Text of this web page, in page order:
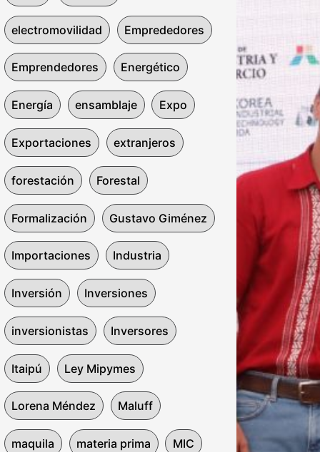
electromovilidad Emprededores
Emprendedores Energético
Energía ensamblaje Expo
Exportaciones extranjeros
forestación Forestal
Formalización Gustavo Giménez
Importaciones Industria
Inversión Inversiones
inversionistas Inversores
Itaipú Ley Mipymes
Lorena Méndez Maluff
maquila materia prima MIC